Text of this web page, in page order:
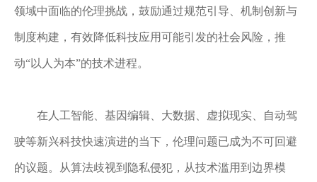
领域中面临的伦理挑战，鼓励通过规范引导、机制创新与
制度构建，有效降低科技应用可能引发的社会风险，推
动“以人为本”的技术进程。
在人工智能、基因编辑、大数据、虚拟现实、自动驾
驶等新兴科技快速演进的当下，伦理问题已成为不可回避
的议题。从算法歧视到隐私侵犯，从技术滥用到边界模